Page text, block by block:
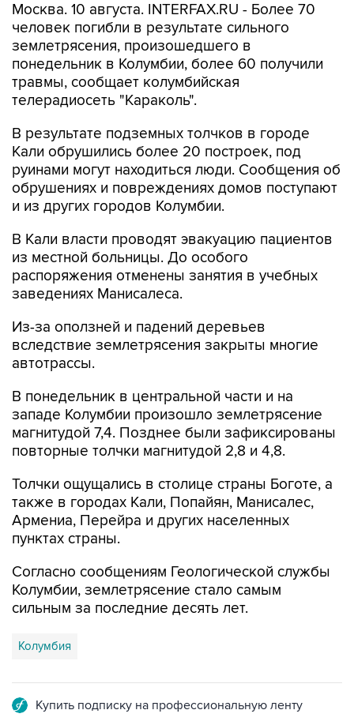
Москва. 10 августа. INTERFAX.RU - Более 70
человек погибли в результате сильного
землетрясения, произошедшего в
понедельник в Колумбии, более 60 получили
травмы, сообщает колумбийская
телерадиосеть "Караколь".
В результате подземных толчков в городе
Кали обрушились более 20 построек, под
руинами могут находиться люди. Сообщения об
обрушениях и повреждениях домов поступают
и из других городов Колумбии.
В Кали власти проводят эвакуацию пациентов
из местной больницы. До особого
распоряжения отменены занятия в учебных
заведениях Манисалеса.
Из-за оползней и падений деревьев
вследствие землетрясения закрыты многие
автотрассы.
В понедельник в центральной части и на
западе Колумбии произошло землетрясение
магнитудой 7,4. Позднее были зафиксированы
повторные толчки магнитудой 2,8 и 4,8.
Толчки ощущались в столице страны Боготе, а
также в городах Кали, Попайян, Манисалес,
Армениа, Перейра и других населенных
пунктах страны.
Согласно сообщениям Геологической службы
Колумбии, землетрясение стало самым
сильным за последние десять лет.
Колумбия
Купить подписку на профессиональную ленту